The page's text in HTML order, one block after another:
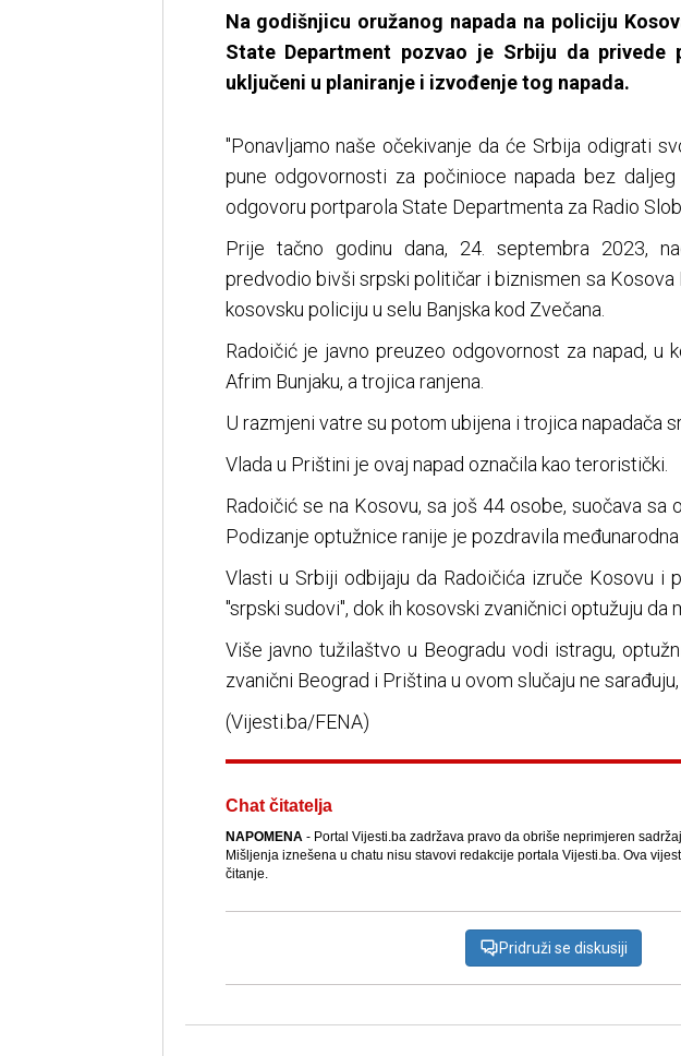
Na godišnjicu oružanog napada na policiju
State Department pozvao je Srbiju da
uključeni u planiranje i izvođenje tog napada.
"Ponavljamo naše očekivanje da će Srbija odigrati
pune odgovornosti za počinioce napada bez daljeg
odgovoru portparola State Departmenta za Radio
Prije tačno godinu dana, 24. septembra 2023,
predvodio bivši srpski političar i biznismen sa Kosova
kosovsku policiju u selu Banjska kod Zvečana.
Radoičić je javno preuzeo odgovornost za napad, u
Afrim Bunjaku, a trojica ranjena.
U razmjeni vatre su potom ubijena i trojica napadača
Vlada u Prištini je ovaj napad označila kao teroristički.
Radoičić se na Kosovu, sa još 44 osobe, suočava sa
Podizanje optužnice ranije je pozdravila
Vlasti u Srbiji odbijaju da Radoičića izruče Kosovu i
"srpski sudovi", dok ih kosovski zvaničnici optužuju da
Više javno tužilaštvo u Beogradu vodi istragu,
zvanični Beograd i Priština u ovom slučaju ne
(Vijesti.ba/FENA)
Chat čitatelja
NAPOMENA- Portal Vijesti.ba zadržava pravo da obriše neprimjeren
Mišljenja iznešena u chatu nisu stavovi redakcije portala Vijesti.ba. Ova
čitanje.
Pridruži se diskusiji